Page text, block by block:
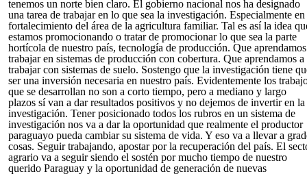
tenemos un norte bien claro. El gobierno nacional nos ha designado
una tarea de trabajar en lo que sea la investigación. Especialmente
fortalecimiento del área de la agricultura familiar. Tal es así la idea
estamos promocionando o tratar de promocionar lo que sea la parte
hortícola de nuestro país, tecnología de producción. Que
trabajar en sistemas de producción con cobertura. Que aprendamos a
trabajar con sistemas de suelo. Sostengo que la investigación tiene
ser una inversión necesaria en nuestro país. Evidentemente los
que se desarrollan no son a corto tiempo, pero a mediano y largo
plazos sí van a dar resultados positivos y no dejemos de invertir en la
investigación. Tener posicionado todos los rubros en un sistema de
investigación nos va a dar la oportunidad que realmente el productor
paraguayo pueda cambiar su sistema de vida. Y eso va a llevar a
cosas. Seguir trabajando, apostar por la recuperación del país. El
agrario va a seguir siendo el sostén por mucho tiempo de nuestro
querido Paraguay y la oportunidad de generación de nuevas